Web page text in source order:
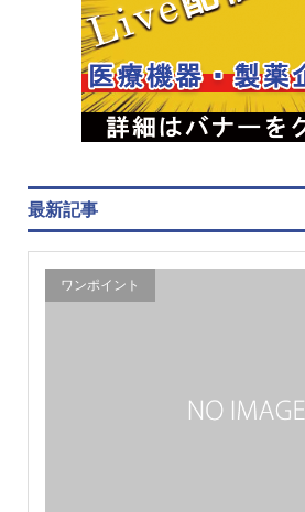
最新記事
ワンポイント